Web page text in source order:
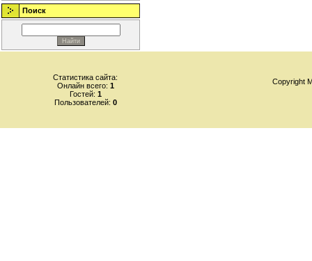
Поиск
Статистика сайта:
Онлайн всего: 1
Гостей: 1
Пользователей: 0
Copyright